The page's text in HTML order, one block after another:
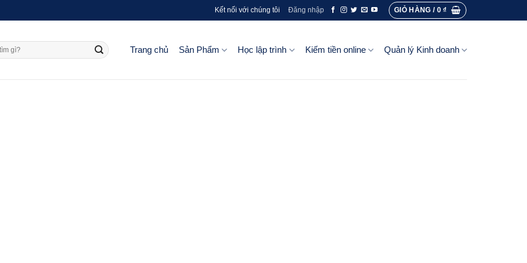
Kết nối với chúng tôi Đăng nhập GIỎ HÀNG / 0₫
Trang chủ Sản Phẩm Học lập trình Kiếm tiền online Quản lý Kinh doanh